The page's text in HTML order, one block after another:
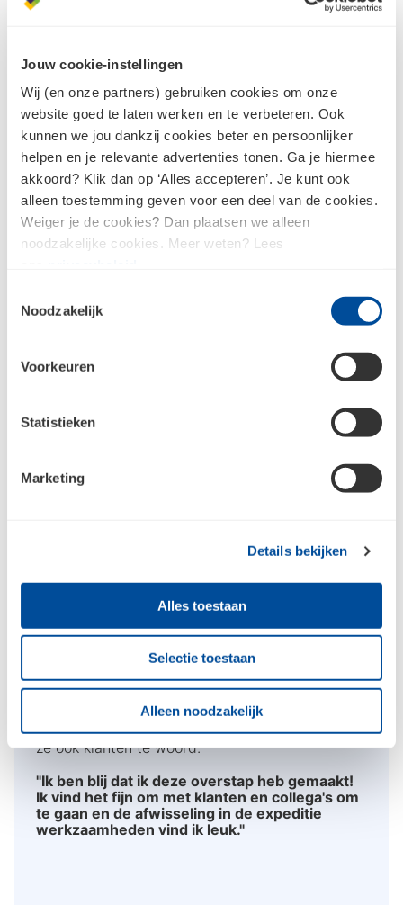
Jouw cookie-instellingen
Wij (en onze partners) gebruiken cookies om onze
website goed te laten werken en te verbeteren. Ook
kunnen we jou dankzij cookies beter en persoonlijker
helpen en je relevante advertenties tonen. Ga je hiermee
akkoord? Klik dan op ‘Alles accepteren’. Je kunt ook
alleen toestemming geven voor een deel van de cookies.
Weiger je de cookies? Dan plaatsen we alleen
noodzakelijke cookies. Meer weten? Lees
Noodzakelijk
Voorkeuren
Statistieken
Marketing
Details bekijken
Alles toestaan
Selectie toestaan
Alleen noodzakelijk
later maakte hij de overstap naar de verkoop
van bouwmaterialen bij een handelaar in de
regio Eindhoven. Sinds begin 2022 vervult hij de
rol van shop- en baliemedewerker bij
Bouwcenter, waar hij opnieuw zijn expertise
inzet om klanten te helpen en te adviseren op
het gebied van bouwmaterialen.
“Het leukste aan mij werk vind ik de dagelijkse
afwisseling in het werk, geen dag is hetzelfde.
bekende gezichten mag begroeten en
adviseren. Dit probeer ik dan ook altijd met
Betsie heeft haar oorsprong in de agrarische
ruim 19 jaar lang haar passie gevolgd. Echter,
hebben haar aan het denken gezet. Sinds eind
2022 is ze werkzaam bij Bouwcenter in de rol
van logistiek medewerker. Ze is hier
verantwoordelijk voor de logistieke processen in
ze ook klanten te woord.
"Ik ben blij dat ik deze overstap heb gemaakt!
Ik vind het fijn om met klanten en collega's om
te gaan en de afwisseling in de expeditie
werkzaamheden vind ik leuk."